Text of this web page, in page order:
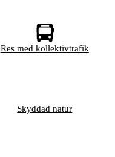
Res med kollektivtrafik
Skyddad natur